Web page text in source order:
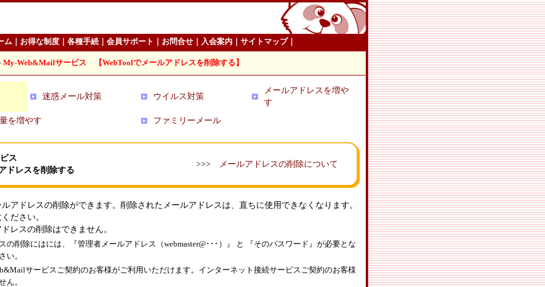
ム お得な制度 各種手続 会員サポート お問合せ 入会案内 サイトマップ｜
My-Web&Mailサービス 【WebToolでメールアドレスを削除する】
迷惑メール対策 ウイルス対策
メールアドレスを増や
す
を増やす
ファミリーメール
ス
ドレスを削除する
>>> メールアドレスの削除について
アドレスの削除ができます。削除されたメールアドレスは、直ちに使用できなくなります。
ださい。
レスの削除はできません。
の削除にはには、『管理者メールアドレス（webmaster@･･･）』 と 『そのパスワード』が必要とな
い。
サービスご契約のお客様がご利用いただけます。インターネット接続サービスご契約のお客様
ん。